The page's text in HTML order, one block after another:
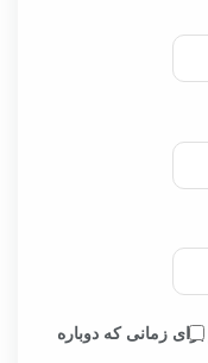
زمانی که دوباره